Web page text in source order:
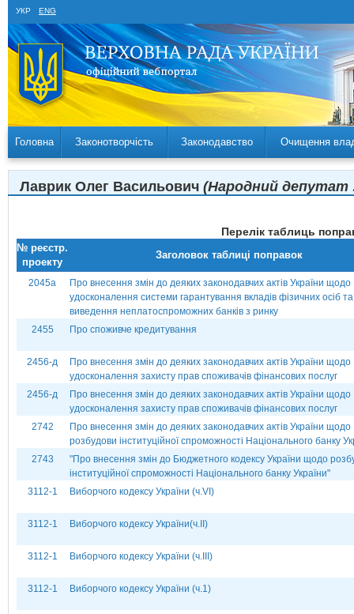
УКР ENG
Головна Законотворчість Законодавство Очищення
Лаврик Олег Васильович (Народний депутат
Перелік таблиць
№ реєстр.
проекту
Заголовок таблиці поправок
2045а
Про внесення змін до деяких законодавчих актів України щодо
удосконалення системи гарантування вкладів фізичних осіб та
виведення неплатоспроможних банків з ринку
2455
Про споживче кредитування
2456-д
Про внесення змін до деяких законодавчих актів України щодо
удосконалення захисту прав споживачів фінансових послуг
2456-д
Про внесення змін до деяких законодавчих актів України щодо
удосконалення захисту прав споживачів фінансових послуг
2742
Про внесення змін до деяких законодавчих актів України щодо
розбудови інституційної спроможності Національного банку
2743
"Про внесення змін до Бюджетного кодексу України щодо
інституційної спроможності Національного банку України"
3112-1
Виборчого кодексу України (ч.VI)
3112-1 Виборчого кодексу України(ч.ІІ)
3112-1 Виборчого кодексу України (ч.ІІІ)
3112-1 Виборчого кодексу України (ч.1)